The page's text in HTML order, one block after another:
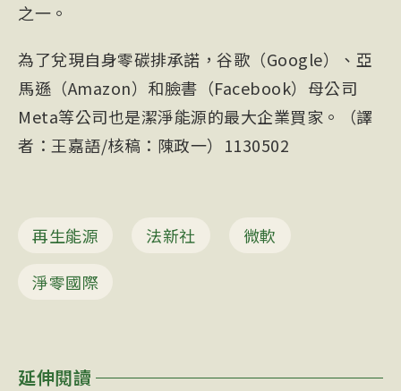
之一。
為了兌現自身零碳排承諾，谷歌（Google）、亞
馬遜（Amazon）和臉書（Facebook）母公司
Meta等公司也是潔淨能源的最大企業買家。（譯
者：王嘉語/核稿：陳政一）1130502
再生能源 法新社
微軟
淨零國際
延伸閱讀